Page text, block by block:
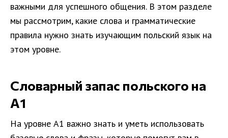
важными для успешного общения. В этом разделе
мы рассмотрим, какие слова и грамматические
правила нужно знать изучающим польский язык на
этом уровне.
Словарный запас польского на
A1
На уровне A1 важно знать и уметь использовать